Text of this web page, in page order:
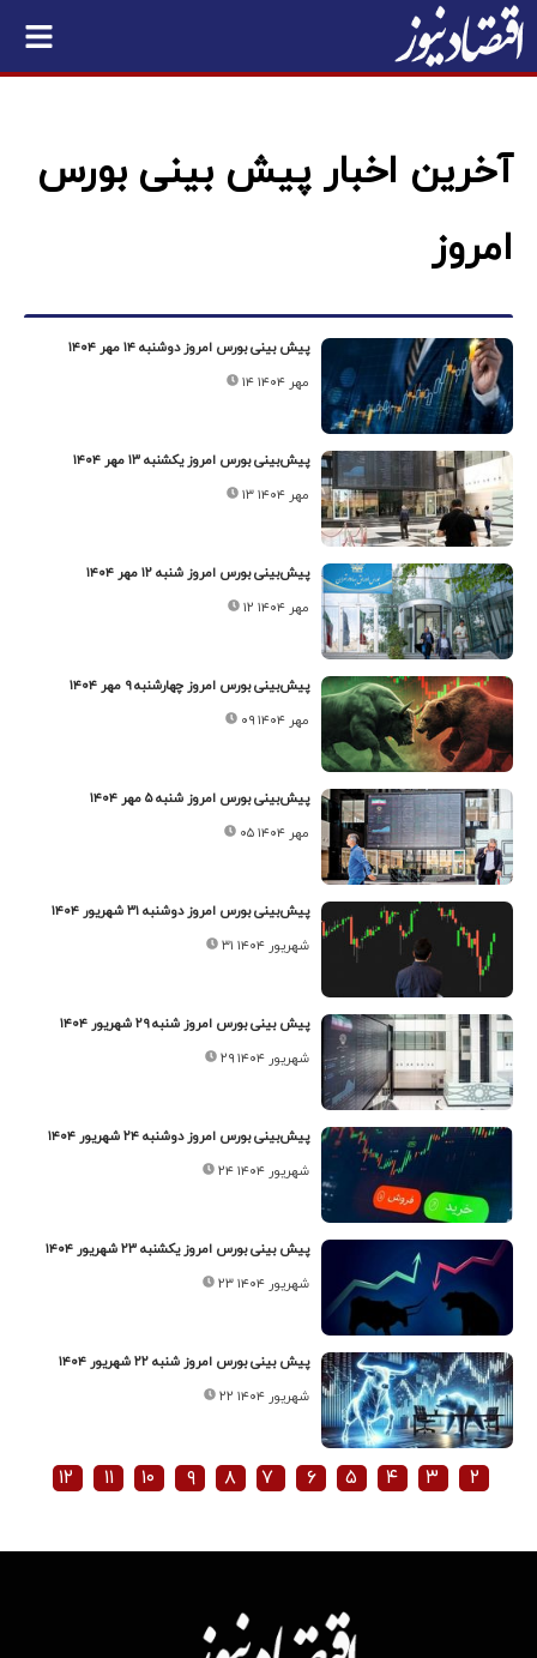
آخرین اخبار پیش بینی بورس
امروز
پیش‌ بینی بورس امروز دوشنبه ۱۴ مهر ۱۴۰۴
۱۴ مهر ۱۴۰۴
پیش‌بینی بورس امروز یکشنبه ۱۳ مهر ۱۴۰۴
۱۳ مهر ۱۴۰۴
پیش‌بینی بورس امروز شنبه ۱۲ مهر ۱۴۰۴
۱۲ مهر ۱۴۰۴
پیش‌بینی بورس امروز چهارشنبه ۹ مهر ۱۴۰۴
۰۹ مهر ۱۴۰۴
پیش‌بینی بورس امروز شنبه ۵ مهر ۱۴۰۴
۰۵ مهر ۱۴۰۴
پیش‌بینی بورس امروز دوشنبه ۳۱ شهریور ۱۴۰۴
۳۱ شهریور ۱۴۰۴
پیش بینی بورس امروز شنبه ۲۹ شهریور ۱۴۰۴
۲۹ شهریور ۱۴۰۴
پیش‌بینی بورس امروز دوشنبه ۲۴ شهریور ۱۴۰۴
۲۴ شهریور ۱۴۰۴
پیش بینی بورس امروز یکشنبه ۲۳ شهریور ۱۴۰۴
۲۳ شهریور ۱۴۰۴
پیش بینی بورس امروز شنبه ۲۲ شهریور ۱۴۰۴
۲۲ شهریور ۱۴۰۴
۲ ۳ ۴ ۵ ۶ ۷ ۸ ۹ ۱۰ ۱۱ ۱۲